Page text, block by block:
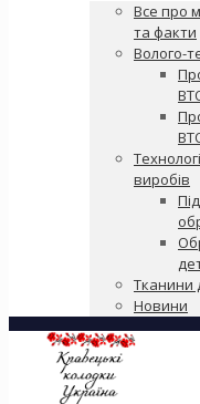
Все про
та факти
Волого-
виробів
Тканини
Новини